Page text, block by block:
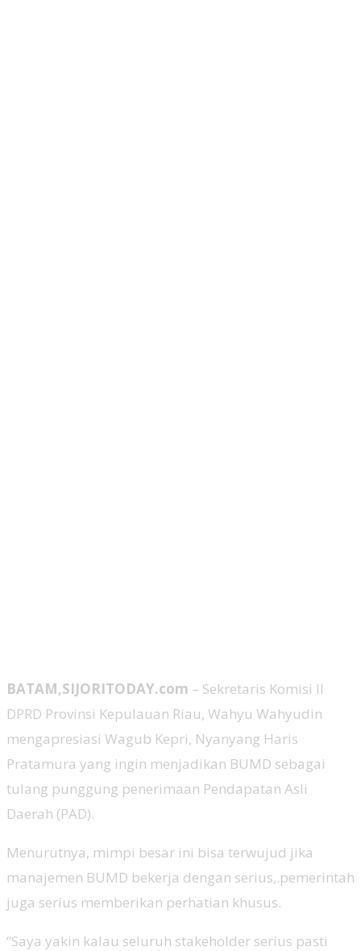
BATAM,SIJORITODAY.com – Sekretaris Komisi II
DPRD Provinsi Kepulauan Riau, Wahyu Wahyudin
mengapresiasi Wagub Kepri, Nyanyang Haris
Pratamura yang ingin menjadikan BUMD sebagai
tulang punggung penerimaan Pendapatan Asli
Daerah (PAD).
Menurutnya, mimpi besar ini bisa terwujud jika
manajemen BUMD bekerja dengan serius,.pemerintah
juga serius memberikan perhatian khusus.
“Saya yakin kalau seluruh stakeholder serius pasti